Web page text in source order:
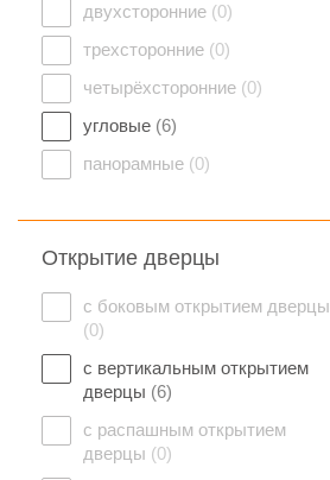
двухсторонние (0)
трехсторонние (0)
четырёхсторонние (0)
угловые (6)
панорамные (0)
Открытие дверцы
с боковым открытием дверцы
(0)
с вертикальным открытием
дверцы (6)
с распашным открытием
дверцы (0)